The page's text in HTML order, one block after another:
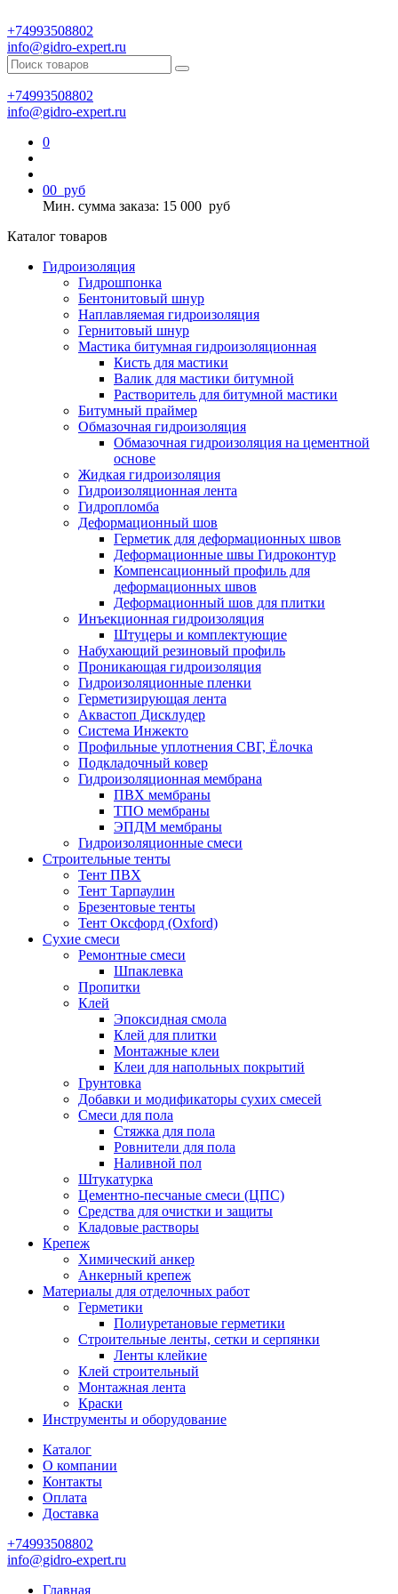
+74993508802
info@gidro-expert.ru
+74993508802
info@gidro-expert.ru
0
00 руб
Мин. сумма заказа: 15 000 руб
Каталог товаров
Гидроизоляция
Гидрошпонка
Бентонитовый шнур
Наплавляемая гидроизоляция
Гернитовый шнур
Мастика битумная гидроизоляционная
Кисть для мастики
Валик для мастики битумной
Растворитель для битумной мастики
Битумный праймер
Обмазочная гидроизоляция
Обмазочная гидроизоляция на цементной
основе
Жидкая гидроизоляция
Гидроизоляционная лента
Гидропломба
Деформационный шов
Герметик для деформационных швов
Деформационные швы Гидроконтур
Компенсационный профиль для
деформационных швов
Деформационный шов для плитки
Инъекционная гидроизоляция
Штуцеры и комплектующие
Набухающий резиновый профиль
Проникающая гидроизоляция
Гидроизоляционные пленки
Герметизирующая лента
Аквастоп Дисклудер
Система Инжекто
Профильные уплотнения СВГ, Ёлочка
Подкладочный ковер
Гидроизоляционная мембрана
ПВХ мембраны
ТПО мембраны
ЭПДМ мембраны
Гидроизоляционные смеси
Строительные тенты
Тент ПВХ
Тент Тарпаулин
Брезентовые тенты
Тент Оксфорд (Oxford)
Сухие смеси
Ремонтные смеси
Шпаклевка
Пропитки
Клей
Эпоксидная смола
Клей для плитки
Монтажные клеи
Клеи для напольных покрытий
Грунтовка
Добавки и модификаторы сухих смесей
Смеси для пола
Стяжка для пола
Ровнители для пола
Наливной пол
Штукатурка
Цементно-песчаные смеси (ЦПС)
Средства для очистки и защиты
Кладовые растворы
Крепеж
Химический анкер
Анкерный крепеж
Материалы для отделочных работ
Герметики
Полиуретановые герметики
Строительные ленты, сетки и серпянки
Ленты клейкие
Клей строительный
Монтажная лента
Краски
Инструменты и оборудование
Каталог
О компании
Контакты
Оплата
Доставка
+74993508802
info@gidro-expert.ru
Главная